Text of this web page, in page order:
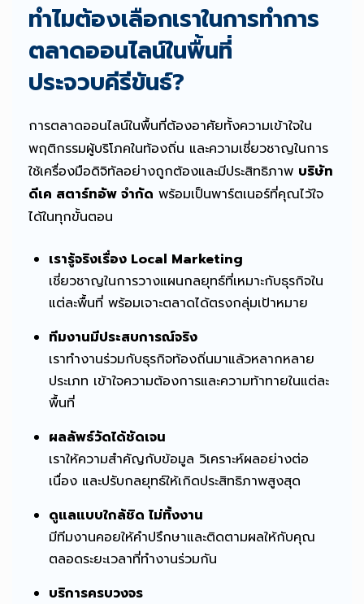
ทำไมต้องเลือกเราในการทำการ
ตลาดออนไลน์ในพื้นที่
ประจวบคีรีขันธ์?
การตลาดออนไลน์ในพื้นที่ต้องอาศัยทั้งความเข้าใจใน
พฤติกรรมผู้บริโภคในท้องถิ่น และความเชี่ยวชาญในการ
ใช้เครื่องมือดิจิทัลอย่างถูกต้องและมีประสิทธิภาพ บริษัท
ดีเค สตาร์ทอัพ จำกัด พร้อมเป็นพาร์ตเนอร์ที่คุณไว้ใจ
ได้ในทุกขั้นตอน
เรารู้จริงเรื่อง Local Marketing
เชี่ยวชาญในการวางแผนกลยุทธ์ที่เหมาะกับธุรกิจใน
แต่ละพื้นที่ พร้อมเจาะตลาดได้ตรงกลุ่มเป้าหมาย
ทีมงานมีประสบการณ์จริง
เราทำงานร่วมกับธุรกิจท้องถิ่นมาแล้วหลากหลาย
ประเภท เข้าใจความต้องการและความท้าทายในแต่ละ
พื้นที่
ผลลัพธ์วัดได้ชัดเจน
เราให้ความสำคัญกับข้อมูล วิเคราะห์ผลอย่างต่อ
เนื่อง และปรับกลยุทธ์ให้เกิดประสิทธิภาพสูงสุด
ดูแลแบบใกล้ชิด ไม่ทิ้งงาน
มีทีมงานคอยให้คำปรึกษาและติดตามผลให้กับคุณ
ตลอดระยะเวลาที่ทำงานร่วมกัน
บริการครบวงจร